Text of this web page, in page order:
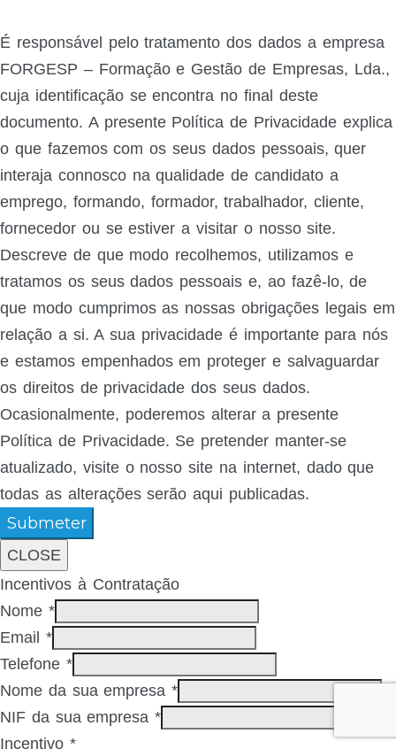
É responsável pelo tratamento dos dados a empresa
FORGESP – Formação e Gestão de Empresas, Lda.,
cuja identificação se encontra no final deste
documento. A presente Política de Privacidade explica
o que fazemos com os seus dados pessoais, quer
interaja connosco na qualidade de candidato a
emprego, formando, formador, trabalhador, cliente,
fornecedor ou se estiver a visitar o nosso site.
Descreve de que modo recolhemos, utilizamos e
tratamos os seus dados pessoais e, ao fazê-lo, de
que modo cumprimos as nossas obrigações legais em
relação a si. A sua privacidade é importante para nós
e estamos empenhados em proteger e salvaguardar
os direitos de privacidade dos seus dados.
Ocasionalmente, poderemos alterar a presente
Política de Privacidade. Se pretender manter-se
atualizado, visite o nosso site na internet, dado que
todas as alterações serão aqui publicadas.
Submeter
CLOSE
Incentivos à Contratação
Nome *
Email *
Telefone *
Nome da sua empresa*
NIF da sua empresa*
Incentivo *